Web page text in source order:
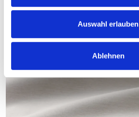
Auswahl erlauben
Ablehnen
Farben und Stoffe